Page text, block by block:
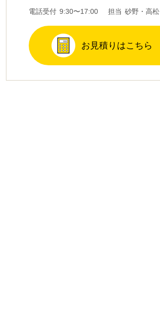
電話受付 9:30〜17:00 担当 砂野・高松
お見積りはこちら